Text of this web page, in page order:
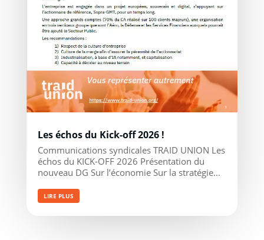
Les échos du Kick-off 2026 !
Communications syndicales TRAID UNION Les
échos du KICK-OFF 2026 Présentation du
nouveau DG Sur l’économie Sur la stratégie...
LIRE PLUS